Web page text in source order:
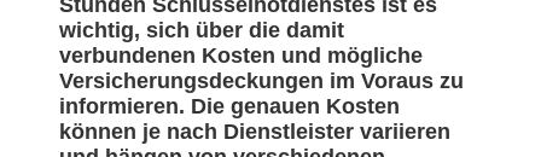
Stunden Schlüsselnotdienstes ist es
wichtig, sich über die damit
verbundenen Kosten und mögliche
Versicherungsdeckungen im Voraus zu
informieren. Die genauen Kosten
können je nach Dienstleister variieren